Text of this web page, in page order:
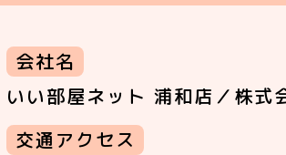
会社名
いい部屋ネット 浦和店／株式
交通アクセス